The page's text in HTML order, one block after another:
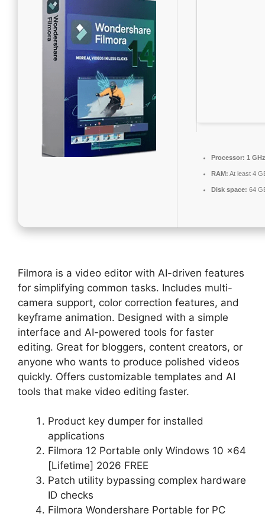
Processor: 1
RAM: At least 4
Disk space: 64
Filmora is a video editor with AI-driven features
for simplifying common tasks. Includes multi-
camera support, color correction features, and
keyframe animation. Designed with a simple
interface and AI-powered tools for faster
editing. Great for bloggers, content creators, or
anyone who wants to produce polished videos
quickly. Offers customizable templates and AI
tools that make video editing faster.
Product key dumper for installed
applications
Filmora 12 Portable only Windows 10 x64
[Lifetime] 2026 FREE
Patch utility bypassing complex hardware
ID checks
Filmora Wondershare Portable for PC